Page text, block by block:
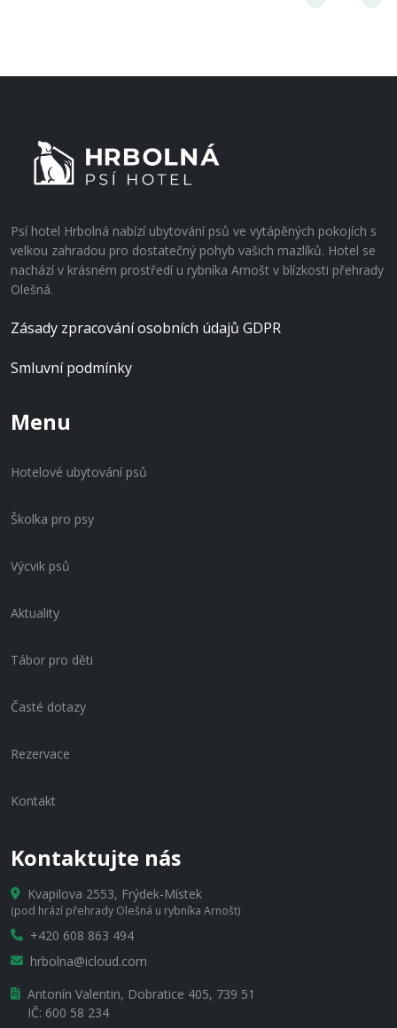
Psí hotel Hrbolná nabízí ubytování psů ve vytápěných pokojích s
velkou zahradou pro dostatečný pohyb vašich mazlíků. Hotel se
nachází v krásném prostředí u rybníka Arnošt v blízkosti přehrady
Olešná.
Zásady zpracování osobních údajů GDPR
Smluvní podmínky
Menu
Hotelové ubytování psů
Školka pro psy
Výcvik psů
Aktuality
Tábor pro děti
Časté dotazy
Rezervace
Kontakt
Kontaktujte nás
Kvapilova 2553, Frýdek-Místek
(pod hrází přehrady Olešná u rybníka Arnošt)
+420 608 863 494
hrbolna@icloud.com
Antonín Valentin, Dobratice 405, 739 51
IČ: 600 58 234